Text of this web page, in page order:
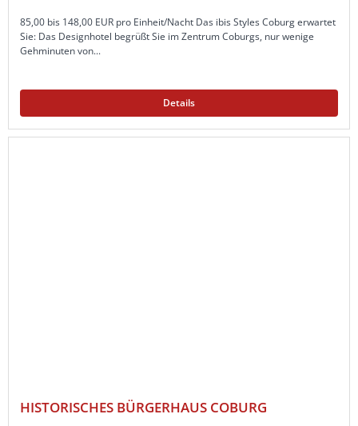
85,00 bis 148,00 EUR pro Einheit/Nacht Das ibis Styles Coburg erwartet
Sie: Das Designhotel begrüßt Sie im Zentrum Coburgs, nur wenige
Gehminuten von...
Details
HISTORISCHES BÜRGERHAUS COBURG